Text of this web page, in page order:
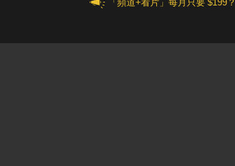
「頻道+看片」每月只要 $199？